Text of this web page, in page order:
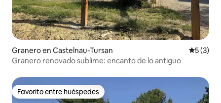
Granero en Castelnau-Tursan
5 (3)
Granero renovado sublime: encanto de lo antiguo
Favorito entre huéspedes
Favorito entre huéspedes